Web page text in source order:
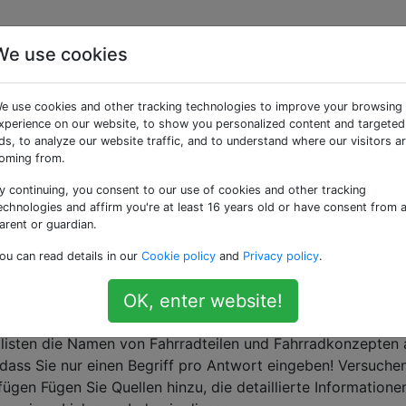
bauen und reparieren, Radfahrer trainieren oder
Gang fahren?
viel über Fahrräder. Bis vor kurzem war ein Fahrrad
Ich habe langsam mehr über Motorräder gelernt, aber
Das ist einer von ihnen. Wenn ich mich richtig …
von Fahrradteilenamen und
die Namen von Fahrradteilen und Fahrradkonzepten
Sie nur einen Begriff pro Antwort eingeben!
Fügen Sie Quellen hinzu, die detaillierte
use cookies
use cookies and other tracking technologies to improve your browsing
on our website, to show you personalized content and targeted
to analyze our website traffic, and to understand where our visitors
from.
continuing, you consent to our use of cookies and other tracking
and affirm you're at least 16 years old or have consent from a
or guardian.
can read details in our Cookie policy and Privacy policy.
OK, enter website!